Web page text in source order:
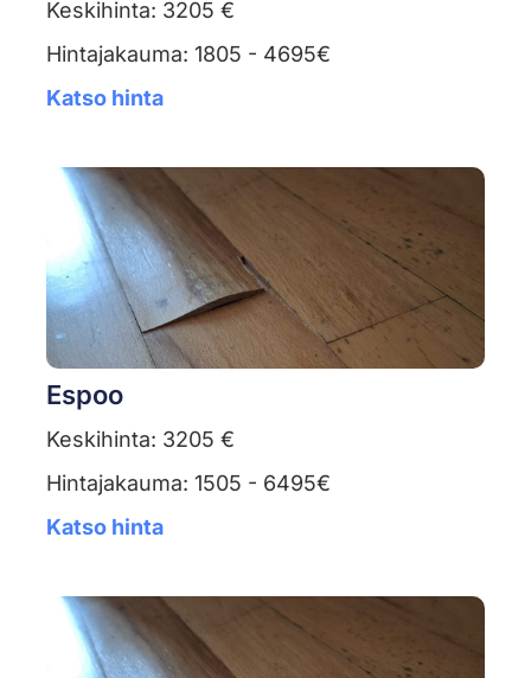
Keskihinta: 3205 €
Hintajakauma: 1805 - 4695€
Katso hinta
Espoo
Keskihinta: 3205 €
Hintajakauma: 1505 - 6495€
Katso hinta